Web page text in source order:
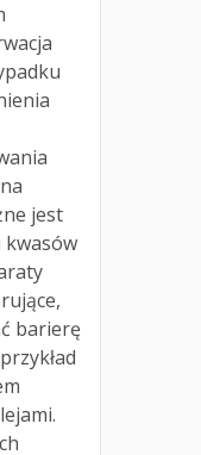
jest
kwasów
barierę